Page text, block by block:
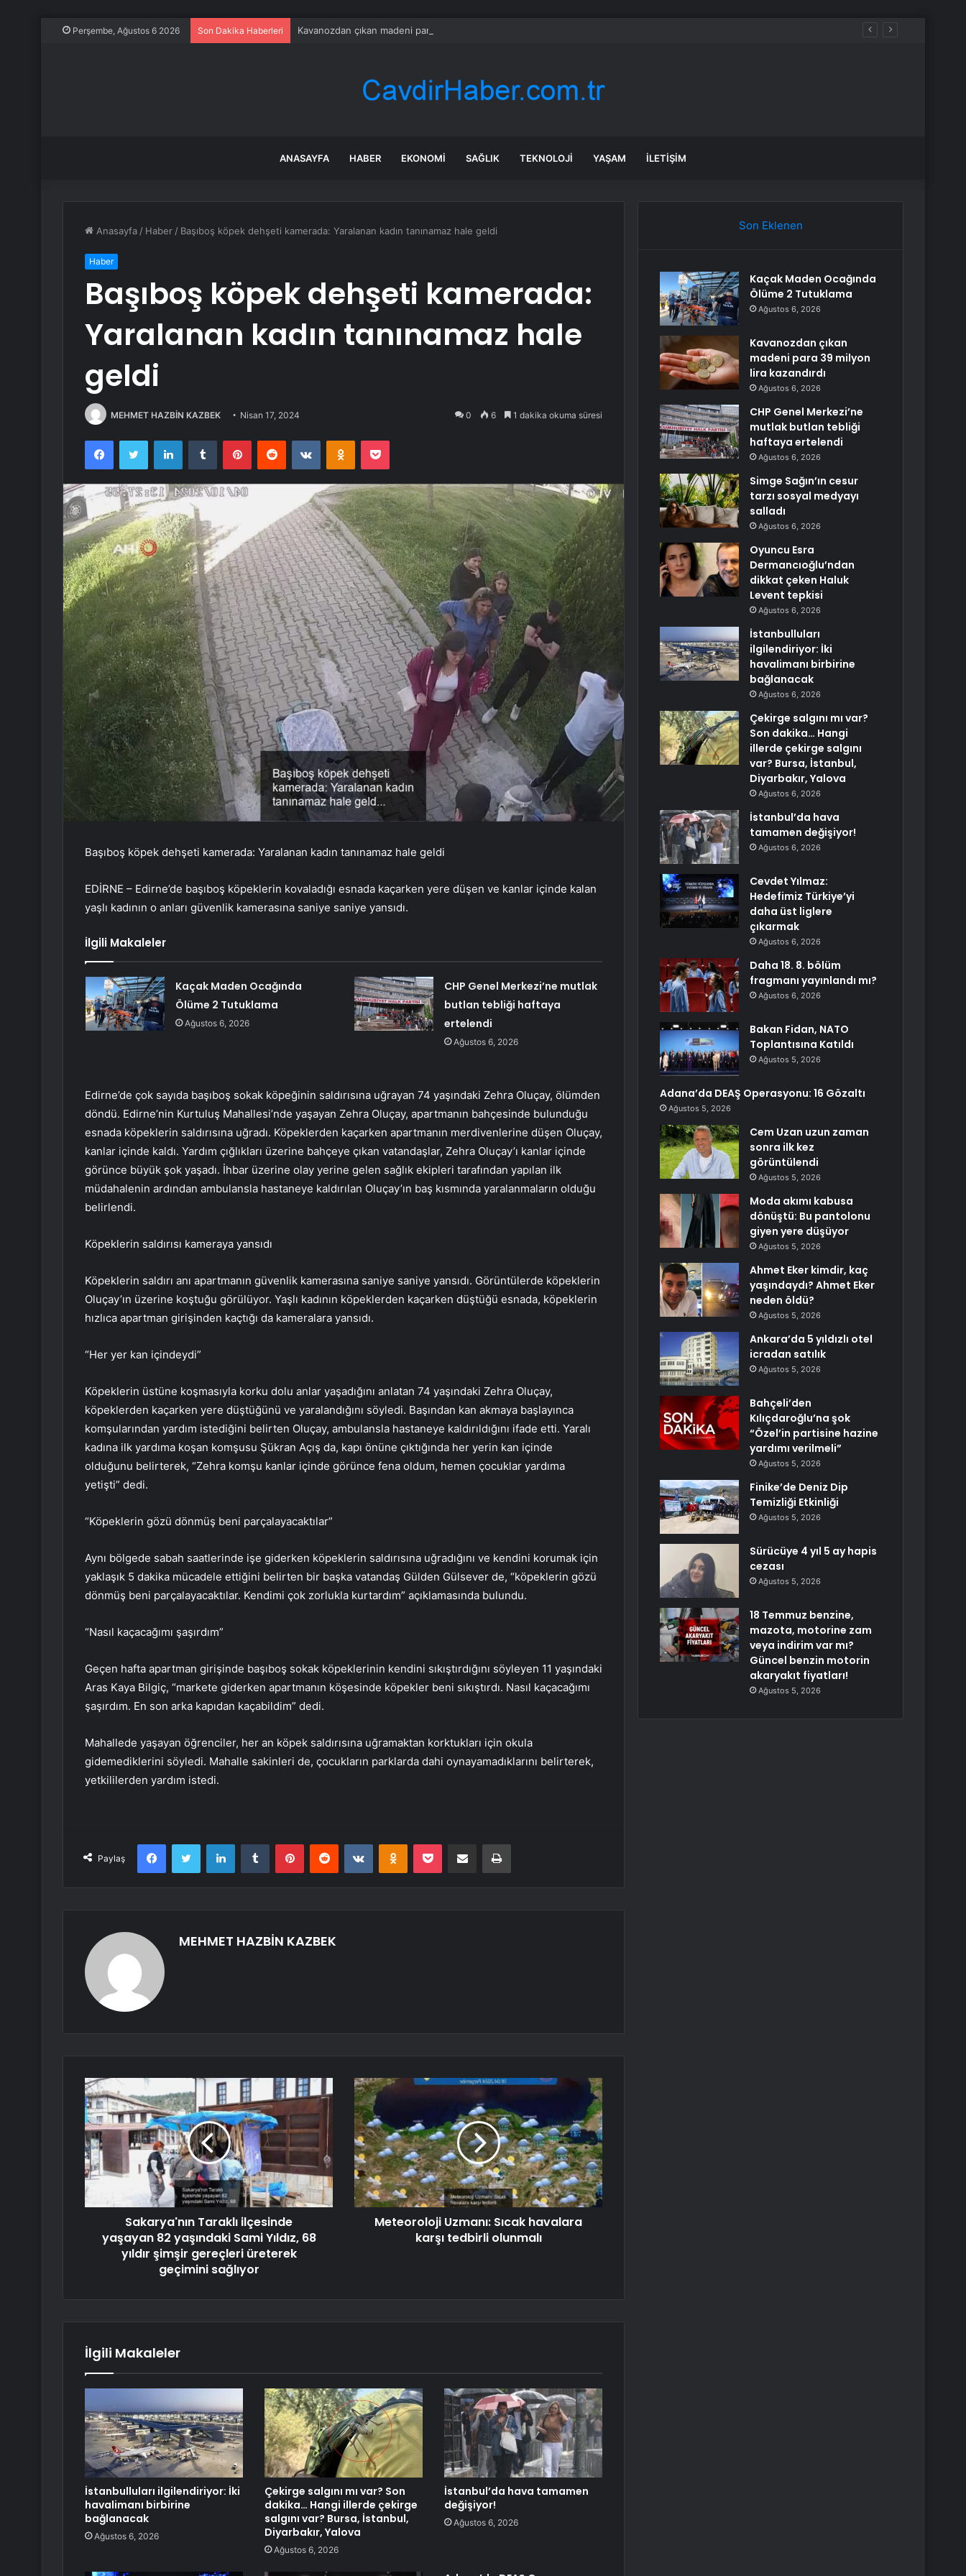
Perşembe, Ağustos 6 2026 Son Dakika Haberleri Kavanozdan çıkan madeni para 39 milyon lira kazandırdı
ANASAYFA HABER EKONOMI SAĞLIK TEKNOLOJI YAŞAM İLETIŞIM
Anasayfa / Haber / Başıboş köpek dehşeti kamerada: Yaralanan kadın tanınamaz hale geldi
Haber
Başıboş köpek dehşeti kamerada:
Yaralanan kadın tanınamaz hale
geldi
MEHMET HAZBİN KAZBEK Nisan 17, 2024 0 6 1 dakika okuma süresi
FacebookTwitter LinkedInTumblr PinterestReddit VKontakteOdnoklassniki
Pocket
Başıboş köpek dehşeti kamerada: Yaralanan kadın tanınamaz hale geldi
EDİRNE – Edirne’de başıboş köpeklerin kovaladığı esnada kaçarken yere düşen ve kanlar içinde kalan
yaşlı kadının o anları güvenlik kamerasına saniye saniye yansıdı.
İlgili Makaleler
Kaçak Maden Ocağında
Ölüme 2 Tutuklama
Ağustos 6, 2026
CHP Genel Merkezi’ne mutlak
butlan tebliği haftaya
ertelendi
Ağustos 6, 2026
Edirne’de çok sayıda başıboş sokak köpeğinin saldırısına uğrayan 74 yaşındaki Zehra Oluçay, ölümden
döndü. Edirne’nin Kurtuluş Mahallesi’nde yaşayan Zehra Oluçay, apartmanın bahçesinde bulunduğu
esnada köpeklerin saldırısına uğradı. Köpeklerden kaçarken apartmanın merdivenlerine düşen Oluçay,
kanlar içinde kaldı. Yardım çığlıkları üzerine bahçeye çıkan vatandaşlar, Zehra Oluçay’ı kanlar içinde
görünce büyük şok yaşadı. İhbar üzerine olay yerine gelen sağlık ekipleri tarafından yapılan ilk
müdahalenin ardından ambulansla hastaneye kaldırılan Oluçay’ın baş kısmında yaralanmaların olduğu
belirlendi.
Köpeklerin saldırısı kameraya yansıdı
Köpeklerin saldırı anı apartmanın güvenlik kamerasına saniye saniye yansıdı. Görüntülerde köpeklerin
Oluçay’ın üzerine koştuğu görülüyor. Yaşlı kadının köpeklerden kaçarken düştüğü esnada, köpeklerin
hızlıca apartman girişinden kaçtığı da kameralara yansıdı.
“Her yer kan içindeydi”
Köpeklerin üstüne koşmasıyla korku dolu anlar yaşadığını anlatan 74 yaşındaki Zehra Oluçay,
köpeklerden kaçarken yere düştüğünü ve yaralandığını söyledi. Başından kan akmaya başlayınca
komşularından yardım istediğini belirten Oluçay, ambulansla hastaneye kaldırıldığını ifade etti. Yaralı
kadına ilk yardıma koşan komşusu Şükran Açış da, kapı önüne çıktığında her yerin kan içinde
olduğunu belirterek, “Zehra komşu kanlar içinde görünce fena oldum, hemen çocuklar yardıma
yetişti” dedi.
“Köpeklerin gözü dönmüş beni parçalayacaktılar”
Aynı bölgede sabah saatlerinde işe giderken köpeklerin saldırısına uğradığını ve kendini korumak için
yaklaşık 5 dakika mücadele ettiğini belirten bir başka vatandaş Gülden Gülsever de, “köpeklerin gözü
dönmüş beni parçalayacaktılar. Kendimi çok zorlukla kurtardım” açıklamasında bulundu.
“Nasıl kaçacağımı şaşırdım”
Geçen hafta apartman girişinde başıboş sokak köpeklerinin kendini sıkıştırdığını söyleyen 11 yaşındaki
Aras Kaya Bilgiç, “markete giderken apartmanın köşesinde köpekler beni sıkıştırdı. Nasıl kaçacağımı
şaşırdım. En son arka kapıdan kaçabildim” dedi.
Mahallede yaşayan öğrenciler, her an köpek saldırısına uğramaktan korktukları için okula
gidemediklerini söyledi. Mahalle sakinleri de, çocukların parklarda dahi oynayamadıklarını belirterek,
yetkililerden yardım istedi.
Paylaş
FacebookTwitter LinkedInTumblr PinterestReddit VKontakteOdnoklassniki
Pocket E-Posta ile paylaş Yazdır
MEHMET HAZBİN KAZBEK
Sakarya'nın Taraklı ilçesinde
yaşayan 82 yaşındaki Sami Yıldız, 68
yıldır şimşir gereçleri üreterek
geçimini sağlıyor
Meteoroloji Uzmanı: Sıcak havalara
karşı tedbirli olunmalı
İlgili Makaleler
İstanbulluları ilgilendiriyor: İki
havalimanı birbirine
bağlanacak
Ağustos 6, 2026
Çekirge salgını mı var? Son
dakika… Hangi illerde çekirge
salgını var? Bursa, İstanbul,
Diyarbakır, Yalova
Ağustos 6, 2026
İstanbul’da hava tamamen
değişiyor!
Ağustos 6, 2026
Son Eklenen
Kaçak Maden Ocağında
Ölüme 2 Tutuklama
Ağustos 6, 2026
Kavanozdan çıkan
madeni para 39 milyon
lira kazandırdı
Ağustos 6, 2026
CHP Genel Merkezi’ne
mutlak butlan tebliği
haftaya ertelendi
Ağustos 6, 2026
Simge Sağın’ın cesur
tarzı sosyal medyayı
salladı
Ağustos 6, 2026
Oyuncu Esra
Dermancıoğlu’ndan
dikkat çeken Haluk
Levent tepkisi
Ağustos 6, 2026
İstanbulluları
ilgilendiriyor: İki
havalimanı birbirine
bağlanacak
Ağustos 6, 2026
Çekirge salgını mı var?
Son dakika… Hangi
illerde çekirge salgını
var? Bursa, İstanbul,
Diyarbakır, Yalova
Ağustos 6, 2026
İstanbul’da hava
tamamen değişiyor!
Ağustos 6, 2026
Cevdet Yılmaz:
Hedefimiz Türkiye’yi
daha üst liglere
çıkarmak
Ağustos 6, 2026
Daha 18. 8. bölüm
fragmanı yayınlandı mı?
Ağustos 6, 2026
Bakan Fidan, NATO
Toplantısına Katıldı
Ağustos 5, 2026
Adana’da DEAŞ Operasyonu: 16 Gözaltı
Ağustos 5, 2026
Cem Uzan uzun zaman
sonra ilk kez
görüntülendi
Ağustos 5, 2026
Moda akımı kabusa
dönüştü: Bu pantolonu
giyen yere düşüyor
Ağustos 5, 2026
Ahmet Eker kimdir, kaç
yaşındaydı? Ahmet Eker
neden öldü?
Ağustos 5, 2026
Ankara’da 5 yıldızlı otel
icradan satılık
Ağustos 5, 2026
Bahçeli’den
Kılıçdaroğlu’na şok
“Özel’in partisine hazine
yardımı verilmeli”
Ağustos 5, 2026
Finike’de Deniz Dip
Temizliği Etkinliği
Ağustos 5, 2026
Sürücüye 4 yıl 5 ay hapis
cezası
Ağustos 5, 2026
18 Temmuz benzine,
mazota, motorine zam
veya indirim var mı?
Güncel benzin motorin
akaryakıt fiyatları!
Ağustos 5, 2026